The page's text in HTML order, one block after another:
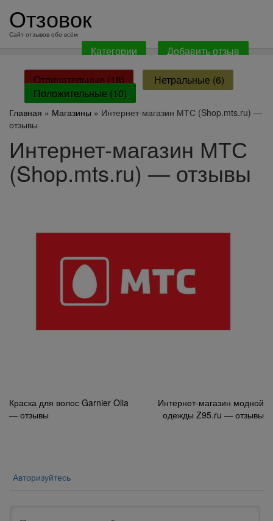
содержанию
Отзовок
Сайт отзывов обо всём
Категории Добавить отзыв
Отрицательные (18)
Нетральные (6)
Положительные (10)
Главная » Магазины » Интернет-магазин МТС (Shop.mts.ru) —
отзывы
Интернет-магазин МТС
(Shop.mts.ru) — отзывы
Навигация
по
Краска для волос Garnier Olia
— отзывы
Интернет-магазин модной
одежды Z95.ru — отзывы
Авторизуйтесь